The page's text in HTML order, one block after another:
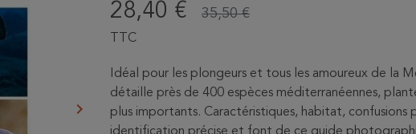
Suivant
keyboard_arrow_right
28,40 € 35,50 €
TTC
Idéal pour les plongeurs et tous les amoureux de la
détaille près de 400 espèces méditerranéennes,
plus importants. Caractéristiques, habitat, confusions